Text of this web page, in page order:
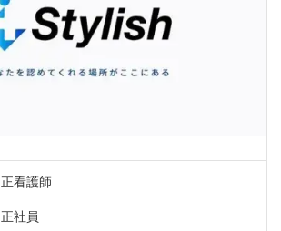
正看護師
正社員